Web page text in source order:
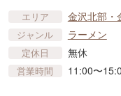
エリア 金沢北部・
ジャンル ラーメン
定休日 無休
営業時間 11:00〜